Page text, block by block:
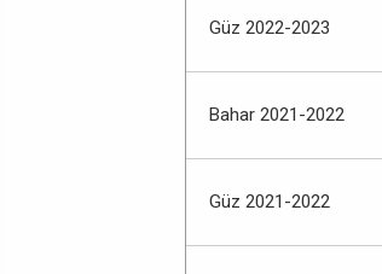
Güz 2022-2023
Bahar 2021-2022
Güz 2021-2022